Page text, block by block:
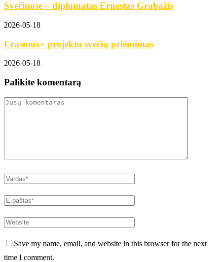
Svečiuose – diplomatas Ernestas Grabažis
2026-05-18
Erasmus+ projekto svečių priėmimas
2026-05-18
Palikite komentarą
Save my name, email, and website in this browser for the next
time I comment.